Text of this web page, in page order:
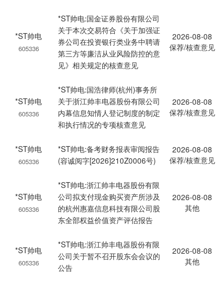
*ST帅电
605336
*ST帅电:国金证券股份有限公司
关于本次交易符合《关于加强证
券公司在投资银行类业务中聘请
第三方等廉洁从业风险防控的意
见》相关规定的核查意见
2026-08-08
保荐/核查意见
*ST帅电
605336
*ST帅电:国浩律师(杭州)事务所
关于浙江帅丰电器股份有限公司
内幕信息知情人登记制度的制定
和执行情况的专项核查意见
2026-08-08
保荐/核查意见
*ST帅电
605336
*ST帅电:备考财务报表审阅报告
(容诚阅字[2026]210Z0006号)
2026-08-08
保荐/核查意见
*ST帅电
605336
*ST帅电:浙江帅丰电器股份有限
公司拟支付现金购买资产所涉及
的杭州惠嘉信息科技有限公司股
东全部权益价值资产评估报告
2026-08-08
其他
*ST帅电
605336
*ST帅电:浙江帅丰电器股份有限
公司关于暂不召开股东会会议的
公告
2026-08-08
其他